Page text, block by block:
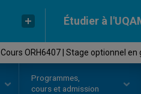
Étudier à
Cours ORH6407 | Stage optionnel
Programmes,
cours et admission